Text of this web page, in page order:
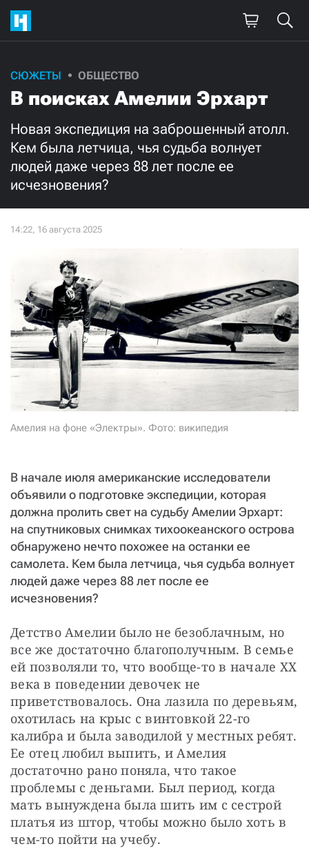
СЮЖЕТЫ ОБЩЕСТВО
В поисках Амелии Эрхарт
Новая экспедиция на заброшенный атолл.
Кем была летчица, чья судьба волнует
людей даже через 88 лет после ее
исчезновения?
Амелия на фоне «Электры». Фото: википедия
В начале июля американские исследователи
объявили о подготовке экспедиции, которая
должна пролить свет на судьбу Амелии Эрхарт:
на спутниковых снимках тихоокеанского острова
обнаружено нечто похожее на останки ее
самолета. Кем была летчица, чья судьба волнует
людей даже через 88 лет после ее
исчезновения?
Детство Амелии было не безоблачным, но
все же достаточно благополучным. В семье
ей позволяли то, что вообще-то в начале XX
века в поведении девочек не
приветствовалось. Она лазила по деревьям,
охотилась на крыс с винтовкой 22-го
калибра и была заводилой у местных ребят.
Ее отец любил выпить, и Амелия
достаточно рано поняла, что такое
проблемы с деньгами. Был период, когда
мать вынуждена была шить им с сестрой
платья из штор, чтобы можно было хоть в
чем-то пойти на учебу.
Поддержите
нашу работу!
Ежемесячно Разово
3000 1000
Нажимая кнопку «Стать соучастником»,
я принимаю условия и подтверждаю свое гражданство РФ
СТАТЬ СОУЧАСТНИКОМ
ПОДЕЛИТЬСЯ С ДРУЗЬЯМИ
Если у вас есть вопросы, пишите donate@novayagazeta.ruили
звоните:
+7 (929) 612-03-68